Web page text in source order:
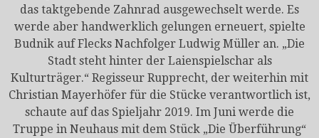
das taktgebende Zahnrad ausgewechselt werde. Es
werde aber handwerklich gelungen erneuert, spielte
Budnik auf Flecks Nachfolger Ludwig Müller an. „Die
Stadt steht hinter der Laienspielschar als
Kulturträger.“ Regisseur Rupprecht, der weiterhin mit
Christian Mayerhöfer für die Stücke verantwortlich ist,
schaute auf das Spieljahr 2019. Im Juni werde die
Truppe in Neuhaus mit dem Stück „Die Überführung“